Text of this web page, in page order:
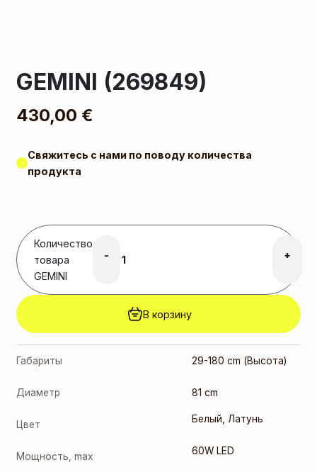
GEMINI (269849)
430,00 €
Свяжитесь с нами по поводу количества
продукта
Количество
товара
GEMINI
- +
В корзину
Габариты 29-180 cm (Высота)
Диаметр 81 cm
Цвет Белый Латунь
Мощность, max 60W LED